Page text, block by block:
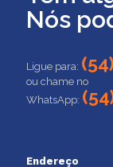
Nós
Ligue para:
ou chame no
WhatsApp:
Endereço